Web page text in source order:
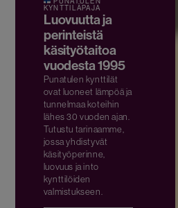
KYNTTILÄPAJA
Luovuutta ja
perinteistä
käsityötaitoa
vuodesta 1995
Punatulen kynttilät
ovat luoneet lämpöä ja
tunnelmaa koteihin
lähes 30 vuoden ajan.
Tutustu tarinaamme,
jossa yhdistyvät
käsityöperinne,
luovuus ja into
kynttilöiden
valmistukseen.